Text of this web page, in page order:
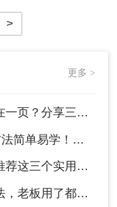
>
更多 >
简单且高效的方法！
学！值得收藏！
实用方法给你！
用了都给满分！